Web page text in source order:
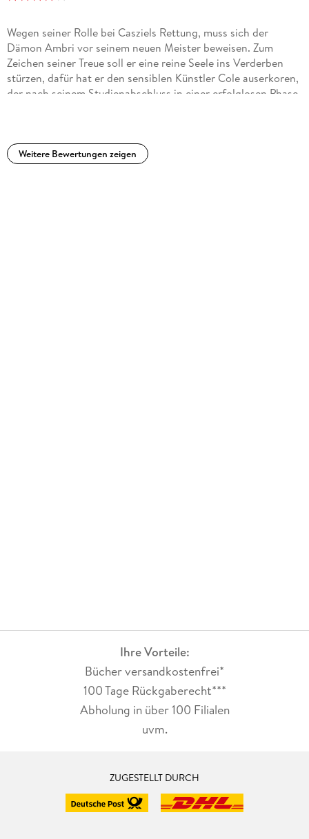
Wegen seiner Rolle bei Casziels Rettung, muss sich der
Dämon Ambri vor seinem neuen Meister beweisen. Zum
Zeichen seiner Treue soll er eine reine Seele ins Verderben
stürzen, dafür hat er den sensiblen Künstler Cole auserkoren,
der nach seinem Studienabschluss in einer erfolglosen Phase
internationalen Ruhm und finanziellen Erfolg beschert.
Gekrönt wird dieses Glück von den zarten Gefühlen, die sich
ich von Emma Scott gewohnt bin, dennoch bietet es gute
Unterhaltung, so dass ich dafür gern eine Leseempfehlung
Weitere Bewertungen zeigen
Ihre Vorteile:
Bücher versandkostenfrei*
100 Tage Rückgaberecht***
Abholung in über 100 Filialen
uvm.
ZUGESTELLT DURCH